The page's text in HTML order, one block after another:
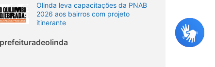
Olinda leva capacitações da PNAB
2026 aos bairros com projeto
itinerante